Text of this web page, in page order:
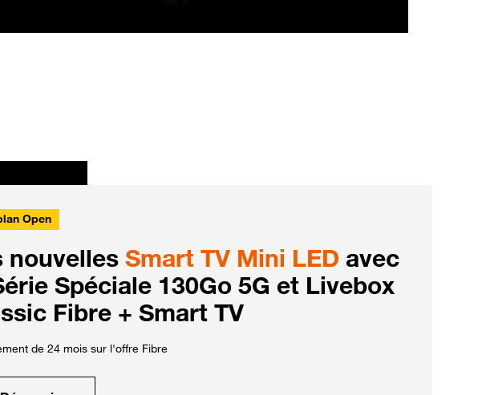
Open
nouvelles Smart TV Mini LED avec
Spéciale 130Go 5G et Livebox
Fibre + Smart TV
de 24 mois sur l'offre Fibre